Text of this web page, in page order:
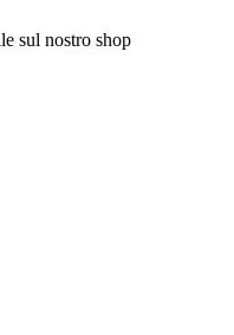
sul nostro shop